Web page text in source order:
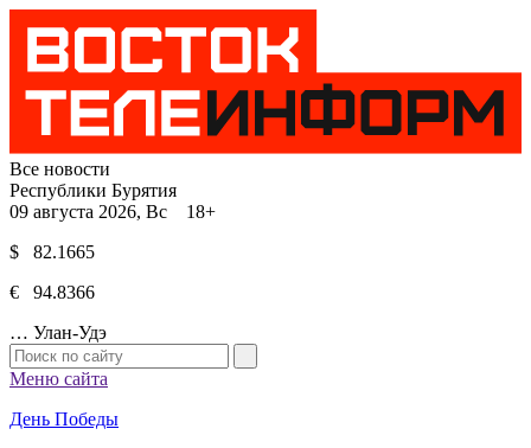
Все новости
Республики Бурятия
09 августа 2026, Вс 18+
$ 82.1665
€ 94.8366
… Улан-Удэ
Меню сайта
День Победы